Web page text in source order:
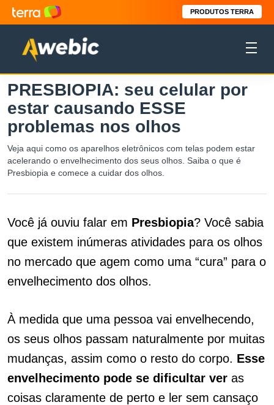
PRODUTOS TERRA
PRESBIOPIA: seu celular por
estar causando ESSE
problemas nos olhos
Veja aqui como os aparelhos eletrônicos com telas podem estar
acelerando o envelhecimento dos seus olhos. Saiba o que é
Presbiopia e comece a cuidar dos olhos.
Você já ouviu falar em Presbiopia? Você sabia
que existem inúmeras atividades para os olhos
no mercado que agem como uma “cura” para o
envelhecimento dos olhos.
À medida que uma pessoa vai envelhecendo,
os seus olhos passam naturalmente por muitas
mudanças, assim como o resto do corpo. Esse
envelhecimento pode se dificultar ver as
coisas claramente de perto e ler sem cansaço